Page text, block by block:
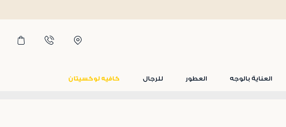
العناية بالوجه العطور للرجال كافيه لوكسيتان